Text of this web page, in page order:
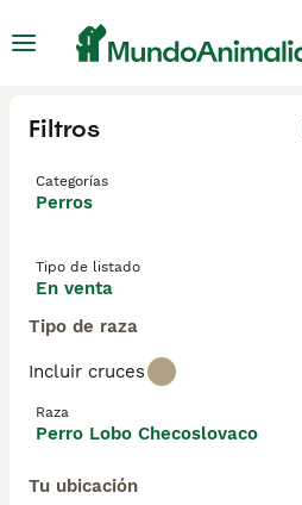
Filtros
Categorías
Perros
Tipo de listado
En venta
Tipo de raza
Incluir cruces
Raza
Perro Lobo Checoslovaco
Tu ubicación